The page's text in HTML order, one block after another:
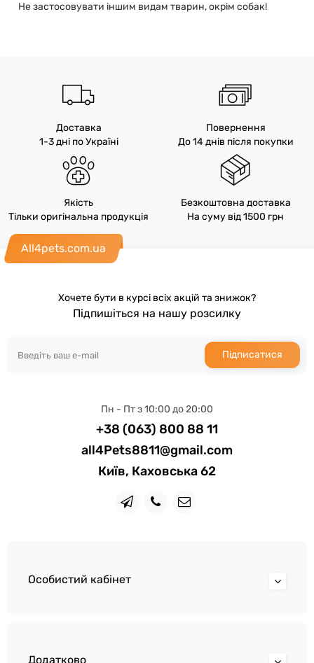
Не застосовувати іншим видам тварин, окрім собак!
Доставка
1-3 дні по Україні
Повернення
До 14 днів після покупки
Якість
Тільки оригінальна продукція
Безкоштовна доставка
На суму від 1500 грн
All4pets.com.ua
Хочете бути в курсі всіх акцій та знижок?
Підпишіться на нашу розсилку
Підписатися
Пн - Пт з 10:00 до 20:00
+38 (063) 800 88 11
all4Pets8811@gmail.com
Київ, Каховська 62
Особистий кабінет
Додатково